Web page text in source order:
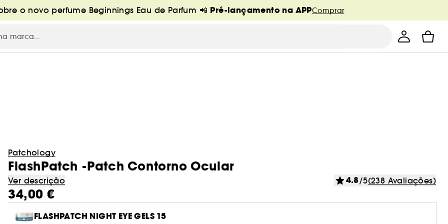
o novo perfume Beginnings Eau de Parfum 📲 Pré-lançamento na APPComprar
Patchology
FlashPatch -Patch Contorno Ocular
Ver descrição 4.8/5(238 Avaliações)
34,00 €
FLASHPATCH NIGHT EYE GELS 15